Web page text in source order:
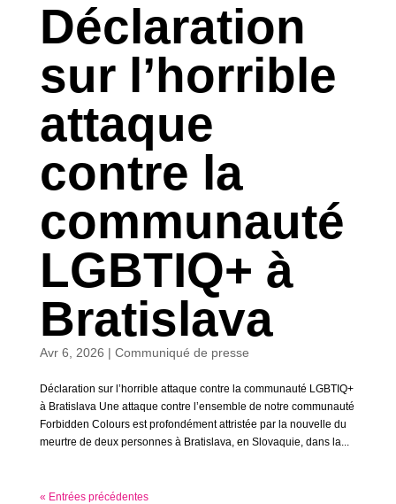
Déclaration
sur l’horrible
attaque
contre la
communauté
LGBTIQ+ à
Bratislava
Avr 6, 2026 | Communiqué de presse
Déclaration sur l’horrible attaque contre la communauté LGBTIQ+
à Bratislava Une attaque contre l’ensemble de notre communauté
Forbidden Colours est profondément attristée par la nouvelle du
meurtre de deux personnes à Bratislava, en Slovaquie, dans la...
« Entrées précédentes